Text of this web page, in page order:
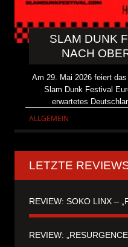
SLAM DUNK
NACH
Am 29. Mai 2026 feiert
Slam Dunk Festival
erwartetes
ALLGEMEIN
LETZTE
REVIEW: